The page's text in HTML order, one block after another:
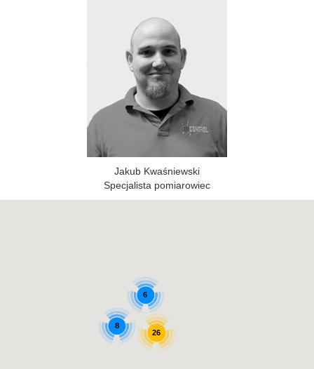
Jakub Kwaśniewski
Specjalista pomiarowiec
8
26
6